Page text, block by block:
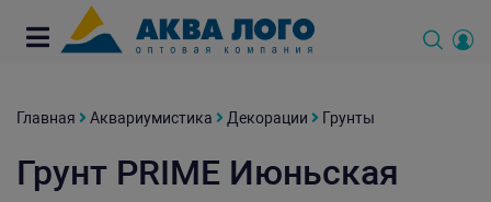
Главная Аквариумистика Декорации Грунты
Грунт PRIME Июньская